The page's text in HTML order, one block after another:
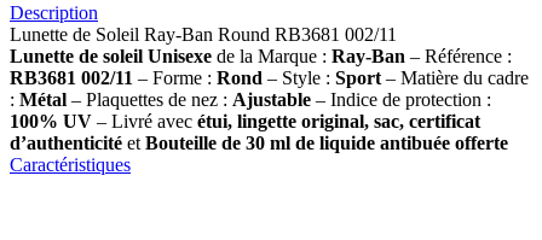
Description
Lunette de Soleil Ray-Ban Round RB3681 002/11
Lunette de soleil Unisexe de la Marque : Ray-Ban – Référence :
RB3681 002/11 – Forme : Rond – Style : Sport – Matière du cadre
: Métal – Plaquettes de nez : Ajustable – Indice de protection :
100% UV – Livré avec étui, lingette original, sac, certificat
d’authenticité et Bouteille de 30 ml de liquide antibuée offerte
Caractéristiques